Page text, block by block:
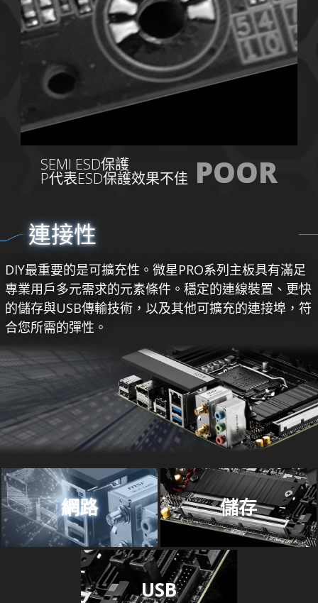
SEMI ESD保護
P代表ESD保護效果不佳 POOR
連接性
DIY最重要的是可擴充性。微星PRO系列主板具有滿足
專業用戶多元需求的元素條件。穩定的連線裝置、更快
的儲存與USB傳輸技術，以及其他可擴充的連接埠，符
合您所需的彈性。
網路 儲存
USB